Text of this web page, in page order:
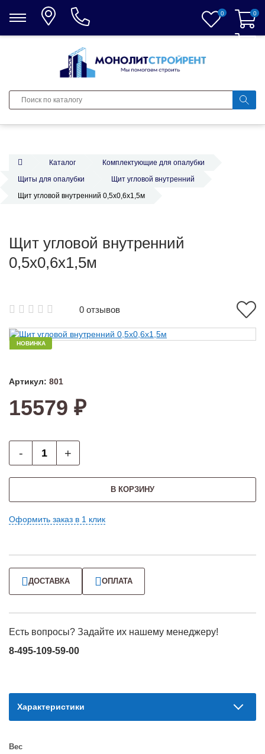
0 0
0
Каталог
Комплектующие для опалубки
Щиты для опалубки
Щит угловой внутренний
Щит угловой внутренний 0,5х0,6х1,5м
Щит угловой внутренний
0,5х0,6х1,5м
0 отзывов
НОВИНКА
Артикул: 801
15579 ₽
- +
В КОРЗИНУ
Оформить заказ в 1 клик
ДОСТАВКА ОПЛАТА
Есть вопросы? Задайте их нашему менеджеру!
8-495-109-59-00
Характеристики
Вес